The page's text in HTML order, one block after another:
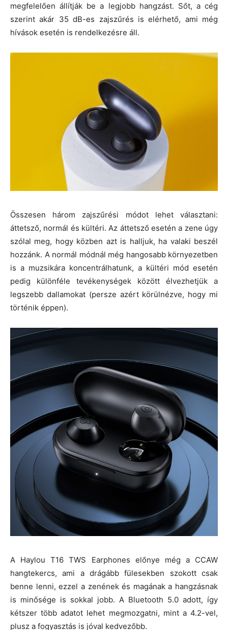
megfelelően állítják be a legjobb hangzást. Sőt, a cég
szerint akár 35 dB-es zajszűrés is elérhető, ami még
hívások esetén is rendelkezésre áll.
Összesen három zajszűrési módot lehet választani:
áttetsző, normál és kültéri. Az áttetsző esetén a zene úgy
szólal meg, hogy közben azt is halljuk, ha valaki beszél
hozzánk. A normál módnál még hangosabb környezetben
is a muzsikára koncentrálhatunk, a kültéri mód esetén
pedig különféle tevékenységek között élvezhetjük a
legszebb dallamokat (persze azért körülnézve, hogy mi
történik éppen).
A Haylou T16 TWS Earphones előnye még a CCAW
hangtekercs, ami a drágább fülesekben szokott csak
benne lenni, ezzel a zenének és magának a hangzásnak
is minősége is sokkal jobb. A Bluetooth 5.0 adott, így
kétszer több adatot lehet megmozgatni, mint a 4.2-vel,
plusz a fogyasztás is jóval kedvezőbb.